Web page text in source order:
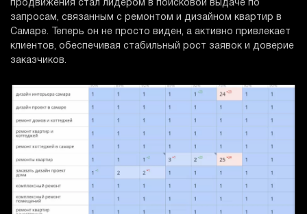
продвижения стал лидером в поисковой выдаче по
запросам, связанным с ремонтом и дизайном квартир в
Самаре. Теперь он не просто виден, а активно привлекает
клиентов, обеспечивая стабильный рост заявок и доверие
заказчиков.